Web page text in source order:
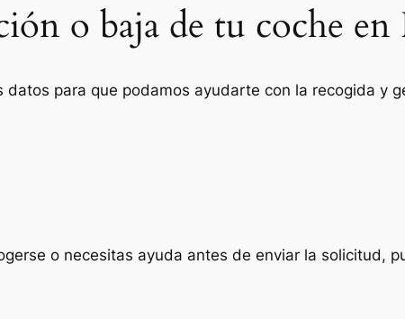
o baja de tu coche
para que podamos ayudarte con la recogida y
o necesitas ayuda antes de enviar la solicitud,